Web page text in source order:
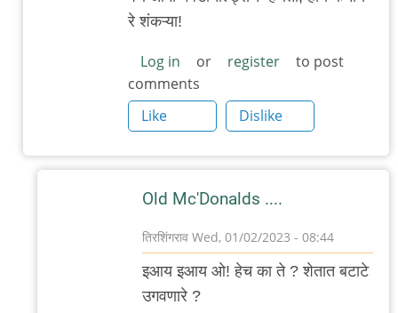
reply
मॅक्डॉनल्ड्स…
by
'न'वी
बाजू
रे शंकऱ्या!
Log in or register
to post
comments
Like
Dislike
Old Mc'Donalds ....
तिरशिंगराव Wed, 01/02/2023 - 08:44
In
reply
इआय इआय ओ! हेच का ते ? शेतात बटाटे
उगवणारे ?